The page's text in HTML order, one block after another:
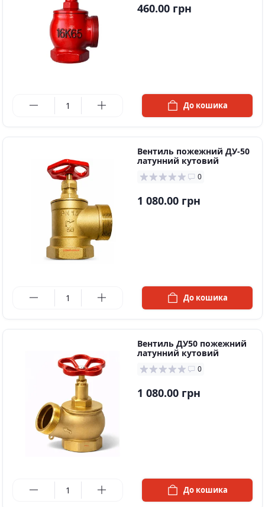
460.00 грн
До кошика
Вентиль пожежний ДУ-50
латунний кутовий
0
1 080.00 грн
До кошика
Вентиль ДУ50 пожежний
латунний кутовий
0
1 080.00 грн
До кошика